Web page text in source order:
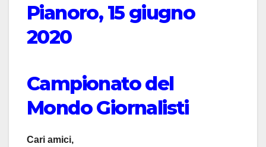
Pianoro, 15 giugno
2020
Campionato del
Mondo Giornalisti
Cari amici,